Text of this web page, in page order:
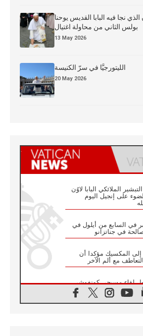
الذي نجا فيه البابا القديس يوحنا
بولس الثاني من محاولة اغتيال
13 May 2026
الليتورجيَّا في سرّ الكنيسة
20 May 2026
الملائكي البابا لاوُن
على إنجيل اليوم
عشر في السابع من أيلول في
في جناتزانو
إلى المكسيك مؤكدا أن
مع ألم الآخر
لقاء مسيحي كونفوشي
للحوار بين الأديان